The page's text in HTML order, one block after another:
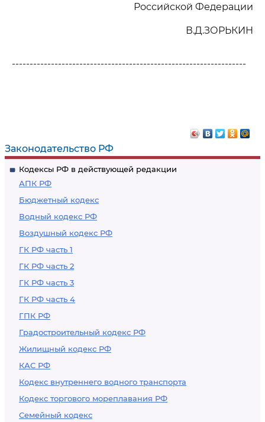
Законодательство РФ
Кодексы РФ в действующей редакции
АПК РФ
Бюджетный кодекс
Водный кодекс РФ
Воздушный кодекс РФ
ГК РФ часть 1
ГК РФ часть 2
ГК РФ часть 3
ГК РФ часть 4
ГПК РФ
Градостроительный кодекс РФ
Жилищный кодекс РФ
КАС РФ
Кодекс внутреннего водного транспорта
Кодекс торгового мореплавания РФ
Семейный кодекс
Российской Федерации
В.Д.ЗОРЬКИН
------------------------------------------------------------------